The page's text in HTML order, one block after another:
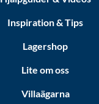
Inspiration & Tips
Lagershop
Lite om oss
Villaägarna